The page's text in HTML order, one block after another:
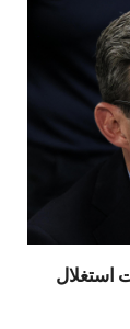
استغلال